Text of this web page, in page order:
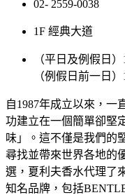
02- 2559-0038
1F 經典大道
（平日及例假日
（例假日前一日
自1987年成立以來，一
功建立在一個簡單卻
味」。這不僅是我們的
尋找並帶來世界各地的
選，夏利夫香水代理了
知名品牌，包括